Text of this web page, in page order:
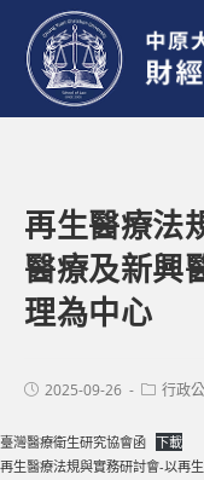
再生醫療法
醫療及新興
理為中心
2025-09-26 行政
臺灣醫療衛生研究協會函 下載
再生醫療法規與實務研討會-以再